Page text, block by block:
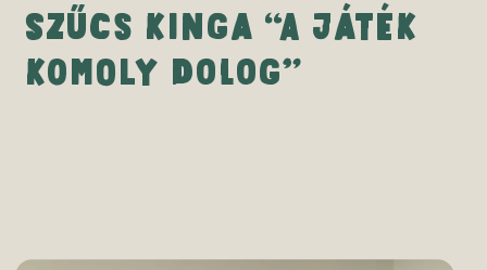
SZŰCS KINGA “A JÁTÉK
KOMOLY DOLOG”